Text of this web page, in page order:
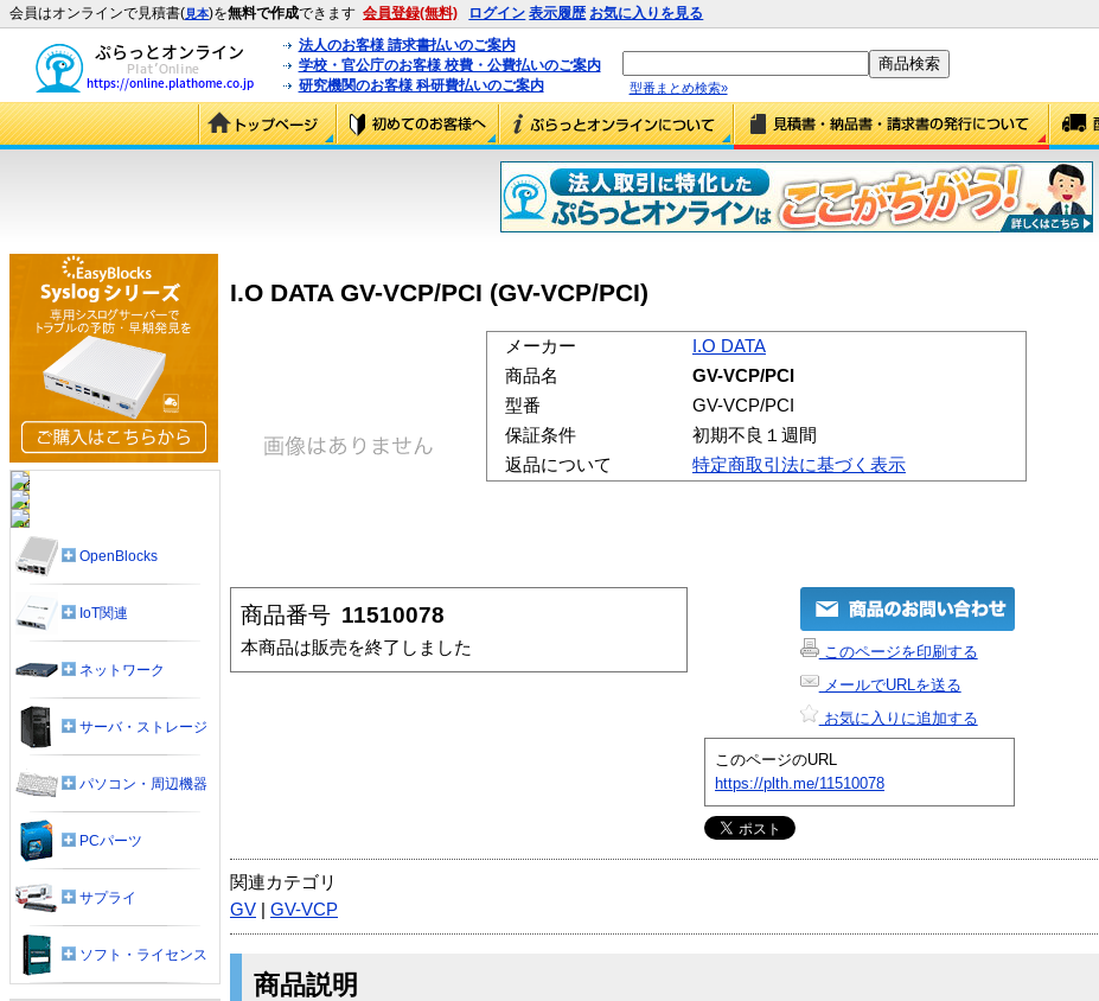
会員はオンラインで見積書(見本)を無料で作成できます 会員登録(無料) ログイン 表示履歴 お気に入りを見る
法人のお客様 請求書払いのご案内
学校・官公庁のお客様 校費・公費払いのご案内
研究機関のお客様 科研費払いのご案内
型番まとめ検索»
I.O DATA GV-VCP/PCI (GV-VCP/PCI)
メーカー
I.O DATA
商品名
GV-VCP/PCI
型番
GV-VCP/PCI
保証条件
初期不良１週間
返品について
特定商取引法に基づく表示
商品番号 11510078
本商品は販売を終了しました
このページを印刷する
メールでURLを送る
お気に入りに追加する
このページのURL
https://plth.me/11510078
関連カテゴリ
GV
GV-VCP
商品説明
OpenBlocks
IoT関連
ネットワーク
サーバ・ストレージ
パソコン・周辺機器
PCパーツ
サプライ
ソフト・ライセンス